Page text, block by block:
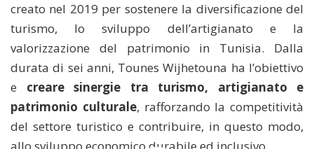
creato nel 2019 per sostenere la diversificazione del
turismo, lo sviluppo dell’artigianato e la
valorizzazione del patrimonio in Tunisia. Dalla
durata di sei anni, Tounes Wijhetouna ha l’obiettivo
e creare sinergie tra turismo, artigianato e
patrimonio culturale, rafforzando la competitività
del settore turistico e contribuire, in questo modo,